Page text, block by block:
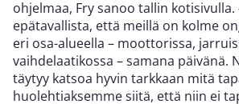
ohjelmaa, Fry sanoo tallin kotisivulla.
epätavallista, että meillä on kolme
eri osa-alueella – moottorissa,
vaihdelaatikossa – samana päivänä.
täytyy katsoa hyvin tarkkaan mitä
huolehtiaksemme siitä, että niin ei